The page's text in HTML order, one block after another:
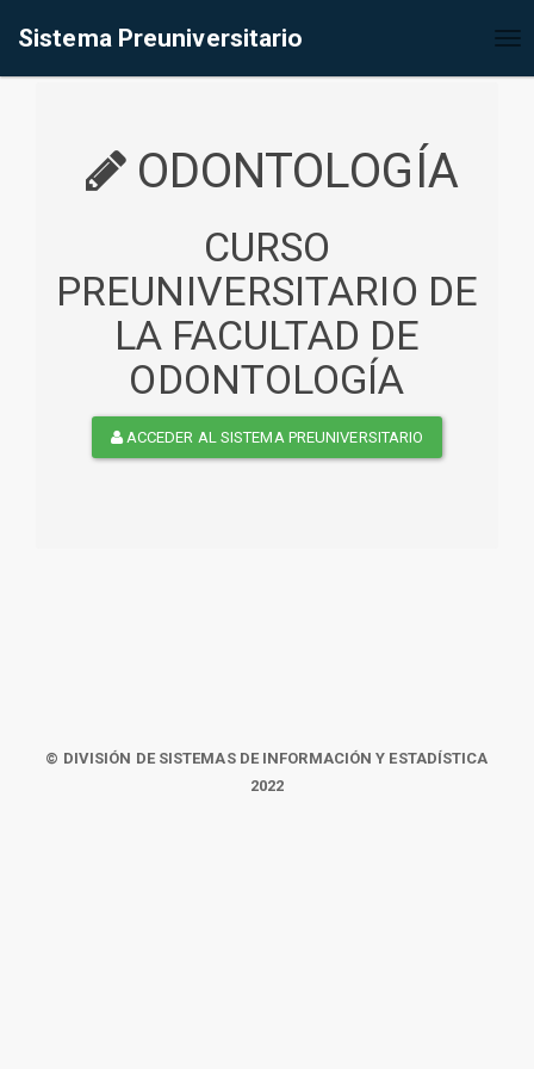
Sistema Preuniversitario
ODONTOLOGÍA
CURSO
PREUNIVERSITARIO DE
LA FACULTAD DE
ODONTOLOGÍA
ACCEDER AL SISTEMA PREUNIVERSITARIO
© DIVISIÓN DE SISTEMAS DE INFORMACIÓN Y ESTADÍSTICA
2022